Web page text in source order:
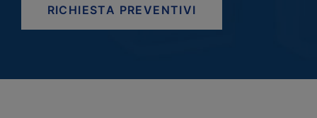
RICHIESTA PREVENTIVI